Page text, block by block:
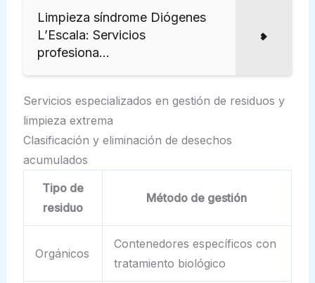
Limpieza síndrome Diógenes
L’Escala: Servicios
profesiona...
Servicios especializados en gestión de residuos y
limpieza extrema
Clasificación y eliminación de desechos
acumulados
Tipo de
residuo
Método de gestión
Orgánicos
Contenedores específicos con
tratamiento biológico